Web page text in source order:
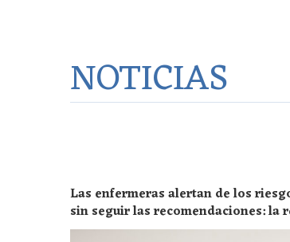
NOTICIAS
Las enfermeras alertan de los
sin seguir las recomendaciones: la
peligros